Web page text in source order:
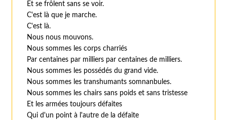
Et se frôlent sans se voir.
C'est là que je marche.
C'est là.
Nous nous mouvons.
Nous sommes les corps charriés
Par centaines par milliers par centaines de milliers.
Nous sommes les possédés du grand vide.
Nous sommes les transhumants somnanbules.
Nous sommes les chairs sans poids et sans tristesse
Et les armées toujours défaites
Qui d'un point à l'autre de la défaite